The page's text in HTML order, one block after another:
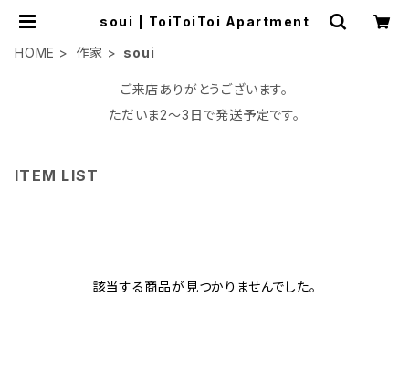
soui | ToiToiToi Apartment
HOME
作家 soui
ご来店ありがとうございます。
ただいま2〜3日で発送予定です。
ITEM LIST
該当する商品が見つかりませんでした。